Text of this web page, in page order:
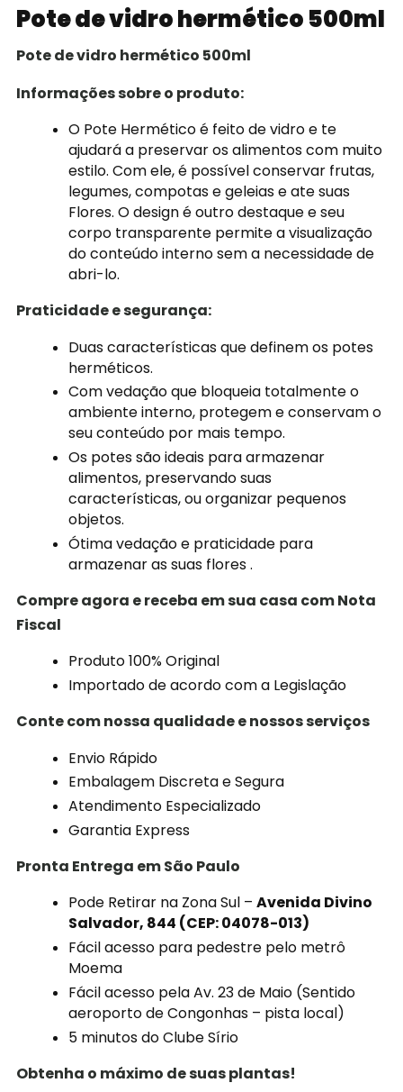
Pote de vidro hermético 500ml
Pote de vidro hermético 500ml
Informações sobre o produto:
O Pote Hermético é feito de vidro e te
ajudará a preservar os alimentos com muito
estilo. Com ele, é possível conservar frutas,
legumes, compotas e geleias e ate suas
Flores. O design é outro destaque e seu
corpo transparente permite a visualização
do conteúdo interno sem a necessidade de
abri-lo.
Praticidade e segurança:
Duas características que definem os potes
herméticos.
Com vedação que bloqueia totalmente o
ambiente interno, protegem e conservam o
seu conteúdo por mais tempo.
Os potes são ideais para armazenar
alimentos, preservando suas
características, ou organizar pequenos
objetos.
Ótima vedação e praticidade para
armazenar as suas flores .
Compre agora e receba em sua casa com Nota
Fiscal
Produto 100% Original
Importado de acordo com a Legislação
Conte com nossa qualidade e nossos serviços
Envio Rápido
Embalagem Discreta e Segura
Atendimento Especializado
Garantia Express
Pronta Entrega em São Paulo
Pode Retirar na Zona Sul –Avenida Divino
Salvador, 844 (CEP: 04078-013)
Fácil acesso para pedestre pelo metrô
Moema
Fácil acesso pela Av. 23 de Maio (Sentido
aeroporto de Congonhas – pista local)
5 minutos do Clube Sírio
Obtenha o máximo de suas plantas!